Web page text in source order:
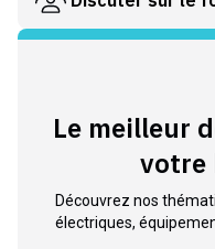
Le meilleur
votre
Découvrez nos
électriques,